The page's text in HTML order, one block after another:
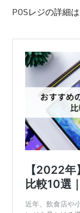
POSレジの詳細